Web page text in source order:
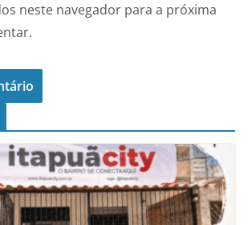
neste navegador para a próxima